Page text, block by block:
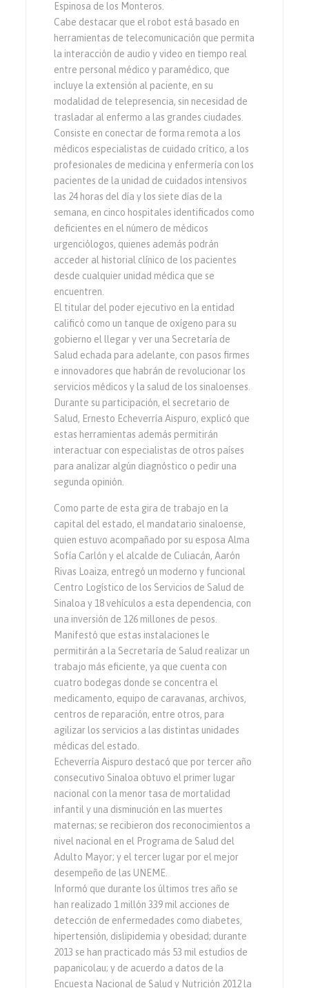
Espinosa de los Monteros.
Cabe destacar que el robot está basado en
herramientas de telecomunicación que permita
la interacción de audio y video en tiempo real
entre personal médico y paramédico, que
incluye la extensión al paciente, en su
modalidad de telepresencia, sin necesidad de
trasladar al enfermo a las grandes ciudades.
Consiste en conectar de forma remota a los
médicos especialistas de cuidado crítico, a los
profesionales de medicina y enfermería con los
pacientes de la unidad de cuidados intensivos
las 24 horas del día y los siete días de la
semana, en cinco hospitales identificados como
deficientes en el número de médicos
urgenciólogos, quienes además podrán
acceder al historial clínico de los pacientes
desde cualquier unidad médica que se
encuentren.
El titular del poder ejecutivo en la entidad
calificó como un tanque de oxígeno para su
gobierno el llegar y ver una Secretaría de
Salud echada para adelante, con pasos firmes
e innovadores que habrán de revolucionar los
servicios médicos y la salud de los sinaloenses.
Durante su participación, el secretario de
Salud, Ernesto Echeverría Aispuro, explicó que
estas herramientas además permitirán
interactuar con especialistas de otros países
para analizar algún diagnóstico o pedir una
segunda opinión.
Como parte de esta gira de trabajo en la
capital del estado, el mandatario sinaloense,
quien estuvo acompañado por su esposa Alma
Sofía Carlón y el alcalde de Culiacán, Aarón
Rivas Loaiza, entregó un moderno y funcional
Centro Logístico de los Servicios de Salud de
Sinaloa y 18 vehículos a esta dependencia, con
una inversión de 126 millones de pesos.
Manifestó que estas instalaciones le
permitirán a la Secretaría de Salud realizar un
trabajo más eficiente, ya que cuenta con
cuatro bodegas donde se concentra el
medicamento, equipo de caravanas, archivos,
centros de reparación, entre otros, para
agilizar los servicios a las distintas unidades
médicas del estado.
Echeverría Aispuro destacó que por tercer año
consecutivo Sinaloa obtuvo el primer lugar
nacional con la menor tasa de mortalidad
infantil y una disminución en las muertes
maternas; se recibieron dos reconocimientos a
nivel nacional en el Programa de Salud del
Adulto Mayor; y el tercer lugar por el mejor
desempeño de las UNEME.
Informó que durante los últimos tres año se
han realizado 1 millón 339 mil acciones de
detección de enfermedades como diabetes,
hipertensión, dislipidemia y obesidad; durante
2013 se han practicado más 53 mil estudios de
papanicolau; y de acuerdo a datos de la
Encuesta Nacional de Salud y Nutrición 2012 la